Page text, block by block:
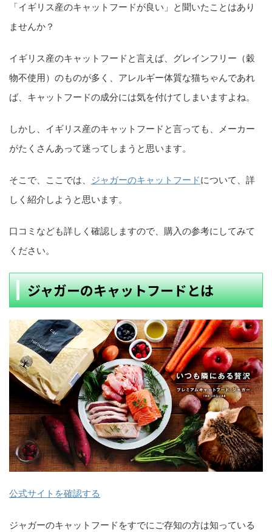
「イギリス産のキャットフードが良い」と聞いたことはあり
ませんか？
イギリス産のキャットフードと言えば、グレインフリー（穀
物不使用）のものが多く、アレルギー体質な猫ちゃんであれ
ば、キャットフードの成分には気を付けてしまいますよね。
しかし、イギリス産のキャットフードと言っても、メーカー
がたくさんあって迷ってしまうと思います。
そこで、ここでは、 ジャガーのキャットフードについて、詳
しく紹介しようと思います。
口コミなども詳しく確認しますので、購入の参考にしてみて
ください。
ジャガーのキャットフードとは
公式サイトを確認する
ジャガーのキャットフードをすでにご存知の方は知っている